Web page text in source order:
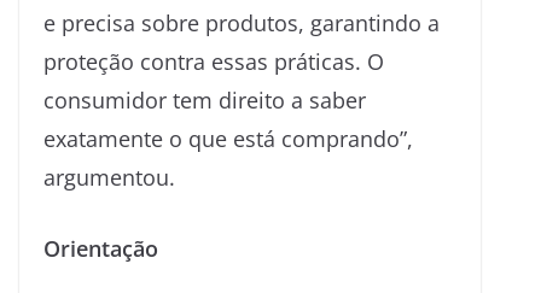
e precisa sobre produtos, garantindo a
proteção contra essas práticas. O
consumidor tem direito a saber
exatamente o que está comprando”,
argumentou.
Orientação